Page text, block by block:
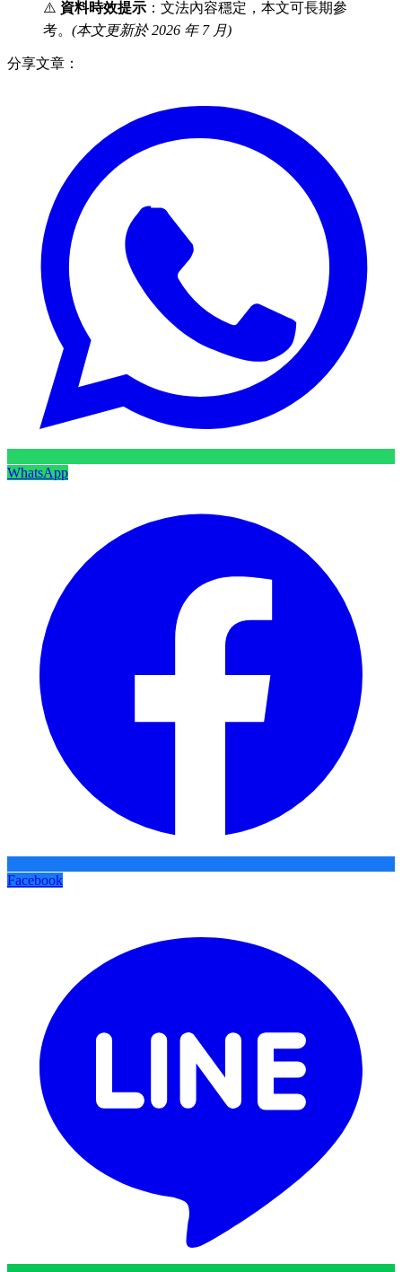
⚠️ 資料時效提示 ：文法內容穩定，本文可長期參
考。 (本文更新於 2026 年 7 月)
分享文章：
WhatsApp
Facebook